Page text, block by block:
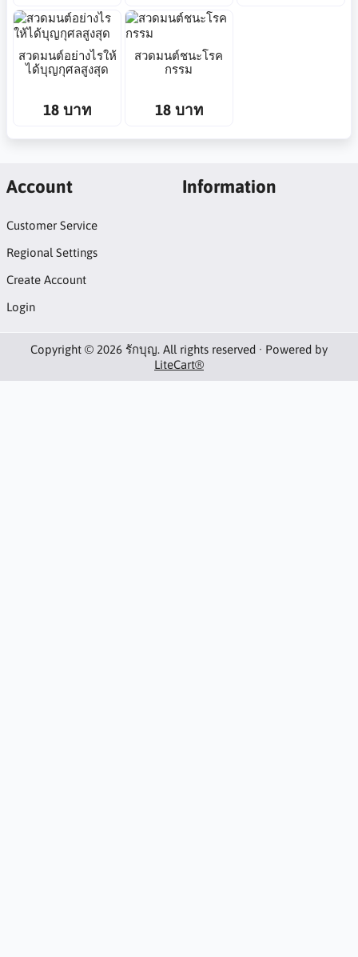
สวดมนต์อย่างไรให้
ได้บุญกุศลสูงสุด
18 บาท
สวดมนต์ชนะโรค
กรรม
18 บาท
Account
Customer Service
Regional Settings
Create Account
Login
Information
Copyright © 2026 รักบุญ. All rights reserved · Powered by
LiteCart®